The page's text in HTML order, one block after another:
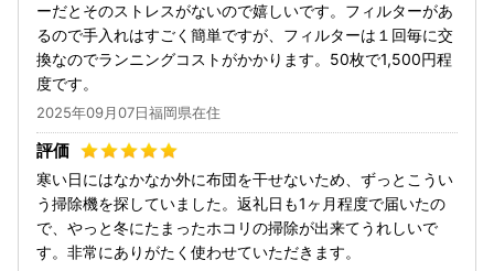
ーだとそのストレスがないので嬉しいです。フィルターがあ
るので手入れはすごく簡単ですが、フィルターは１回毎に交
換なのでランニングコストがかかります。50枚で1,500円程
度です。
2025年09月07日福岡県在住
寒い日にはなかなか外に布団を干せないため、ずっとこうい
う掃除機を探していました。返礼日も1ヶ月程度で届いたの
で、やっと冬にたまったホコリの掃除が出来てうれしいで
す。非常にありがたく使わせていただきます。